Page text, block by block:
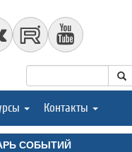
Контакты
СОБЫТИЙ